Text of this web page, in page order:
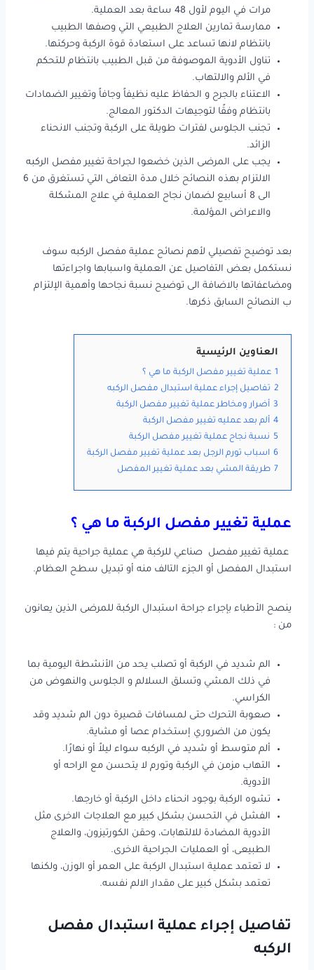
مرات في اليوم لأول 48 ساعة بعد العملية.
ممارسة تمارين العلاج الطبيعي التي وصفها الطبيب
بانتظام لانها تساعد على استعادة قوة الركبة وحركتها.
تناول الأدوية الموصوفة من قبل الطبيب بانتظام للتحكم
في الألم والالتهاب.
الاعتناء بالجرح و الحفاظ عليه نظيفاً وجافاً وتغيير الضمادات
بانتظام وفقًا لتوجيهات الدكتور المعالج.
تجنب الجلوس لفترات طويلة على الركبة وتجنب الانحناء
الزائد.
يجب على المرضى الذين خضعوا لجراحة تغيير مفصل الركبه
الالتزام بهذه النصائح خلال مدة التعافى التي تستغرق من 6
الى 8 أسابيع لضمان نجاح العملية في علاج المشكلة
والاعراض المؤلمة.
بعد توضيح تفصيلي لأهم نصائح عملية مفصل الركبه سوف
نستكمل بعض التفاصيل عن العملية واسبابها واجراءتها
ومضاعفاتها بالاضافة الى توضيح نسبة نجاحها وأهمية الإلتزام
ب النصائح السابق ذكرها.
العناوين الرئيسية
1 عملية تغيير مفصل الركبة ما هي ؟
2 تفاصيل إجراء عملية استبدال مفصل الركبه
3 أضرار ومخاطر عملية تغيير مفصل الركبة
4 ألم بعد عمليه تغيير مفصل الركبة
5 نسبة نجاح عملية تغيير مفصل الركبة
6 اسباب تورم الرجل بعد عملية تغيير مفصل الركبة
7 طريقة المشي بعد عملية تغيير المفصل
عملية تغيير مفصل الركبة ما هي ؟
عملية تغيير مفصل صناعي للركبة هي عملية جراحية يتم فيها
استبدال المفصل أو الجزء التالف منه أو تبديل سطح العظام.
ينصح الأطباء بإجراء جراحة استبدال الركبة للمرضى الذين يعانون
من :
الم شديد في الركبة أو تصلب يحد من الأنشطة اليومية بما
في ذلك المشي وتسلق السلالم و الجلوس والنهوض من
الكراسي.
صعوبة التحرك حتى لمسافات قصيرة دون الم شديد وقد
يكون من الضروري إستخدام عصا أو مشاية.
ألم متوسط ​​أو شديد في الركبه سواء ليلاً أو نهارًا.
التهاب مزمن في الركبة وتورم لا يتحسن مع الراحه أو
الأدوية.
تشوه الركبة بوجود انحناء داخل الركبة أو خارجها.
الفشل في التحسن بشكل كبير مع العلاجات الاخرى مثل
الأدوية المضادة للالتهابات، وحقن الكورتيزون، والعلاج
الطبيعى، أو العمليات الجراحية الاخرى.
لا تعتمد عملية استبدال الركبة على العمر أو الوزن، ولكنها
تعتمد بشكل كبير على مقدار الالم نفسه.
تفاصيل إجراء عملية استبدال مفصل
الركبه